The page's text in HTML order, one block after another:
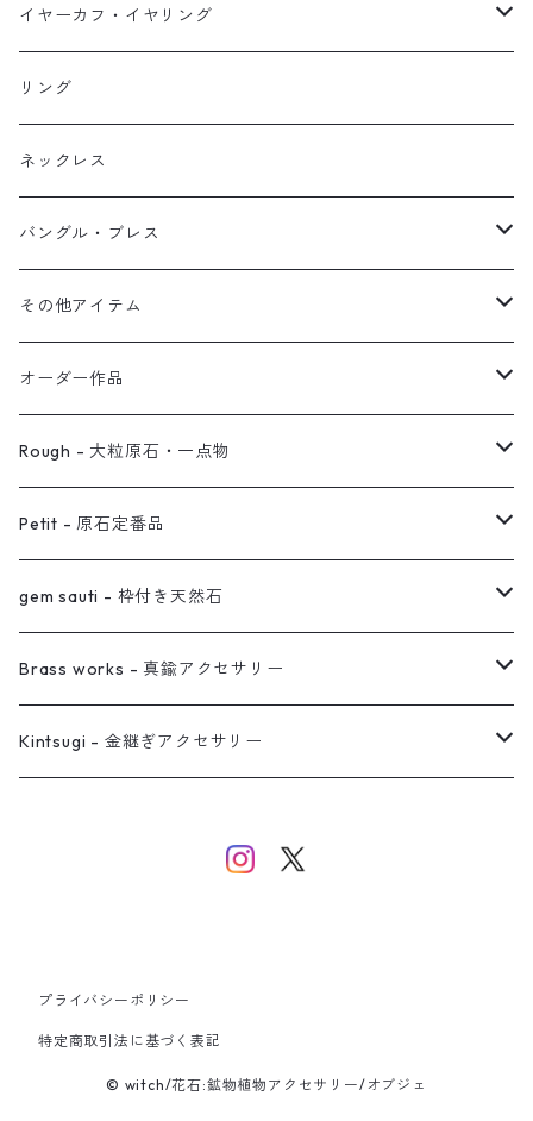
イヤーカフ
イヤリング
ネックレス
リング
ブレス
オブジェ
イヤーカフ
スタッド・一粒
フック・ぶら下がり
フープ
イヤーカフ・イヤリング
原石イヤーカフ
植物イヤーカフ
ぶら下がりイヤーカフ
2連イヤーカフ
イヤリング対応
ノンホールピアス
オーダー用ページ
真鍮イヤーカフ
リング
ネックレス
バングル・ブレス
ブレスレット
バングル
その他アイテム
ブローチ
ヘアアクセサリー
オーダー作品
リング
ネックレス
ピアス
イヤーカフ
バングル
Rough - 大粒原石・一点物
ピアス
リング
ネックレス
イヤーカフ
Petit - 原石定番品
ピアス
リング
ネックレス
gem sauti - 枠付き天然石
ピアス
ネックレス
Brass works - 真鍮アクセサリー
リング
バングル
Kintsugi - 金継ぎアクセサリー
プライバシーポリシー
特定商取引法に基づく表記
© witch/花石:鉱物植物アクセサリー/オブジェ